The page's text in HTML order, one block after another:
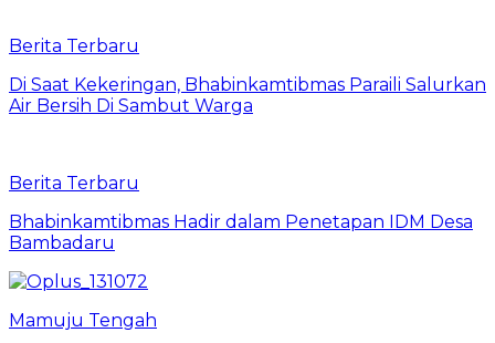
Berita Terbaru
Di Saat Kekeringan, Bhabinkamtibmas Paraili Salurkan
Air Bersih Di Sambut Warga
Berita Terbaru
Bhabinkamtibmas Hadir dalam Penetapan IDM Desa
Bambadaru
Mamuju Tengah